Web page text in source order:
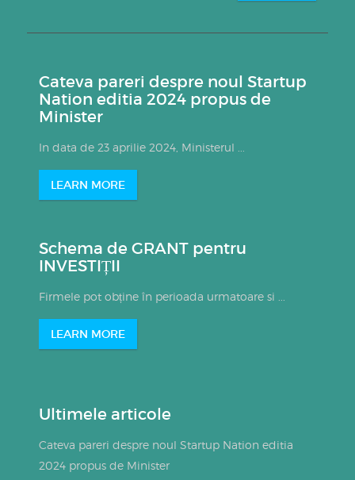
Cateva pareri despre noul Startup
Nation editia 2024 propus de
Minister
In data de 23 aprilie 2024, Ministerul ...
LEARN MORE
Schema de GRANT pentru
INVESTIȚII
Firmele pot obține în perioada urmatoare si ...
LEARN MORE
Ultimele articole
Cateva pareri despre noul Startup Nation editia
2024 propus de Minister